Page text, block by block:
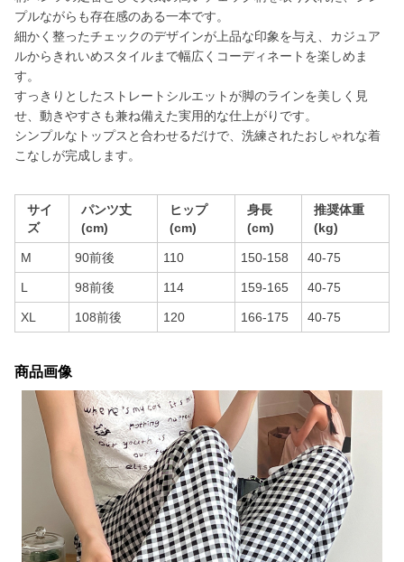
プルながらも存在感のある一本です。
細かく整ったチェックのデザインが上品な印象を与え、カジュア
ルからきれいめスタイルまで幅広くコーディネートを楽しめま
す。
すっきりとしたストレートシルエットが脚のラインを美しく見
せ、動きやすさも兼ね備えた実用的な仕上がりです。
シンプルなトップスと合わせるだけで、洗練されたおしゃれな着
こなしが完成します。
サイ
ズ
パンツ丈
(cm)
ヒップ
(cm)
身長
(cm)
推奨体重
(kg)
M 90前後 110 150-158 40-75
L 98前後 114 159-165 40-75
XL 108前後 120 166-175 40-75
商品画像